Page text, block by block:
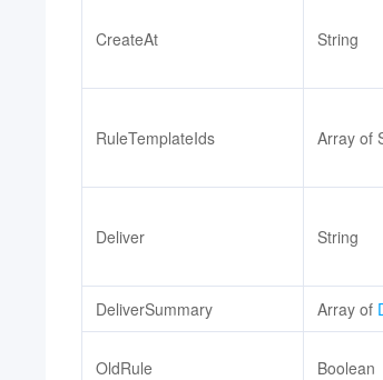
CreateAt String
RuleTemplateIds Array of
Deliver String
DeliverSummary Array of
OldRule Boolean